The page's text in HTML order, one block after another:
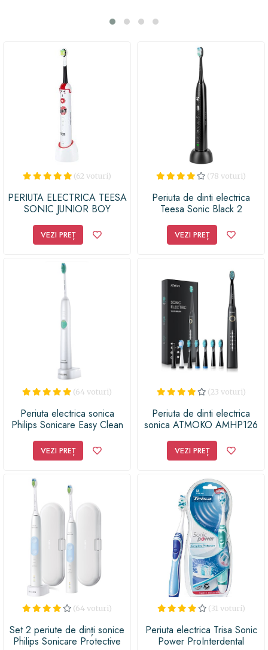
momentele de igienă orală într-o experiență plăcută și
(62 voturi)
PERIUTA ELECTRICA TEESA
SONIC JUNIOR BOY
VEZI PREȚ
(78 voturi)
Periuta de dinti electrica
Teesa Sonic Black 2
pulsatii/min, IPX7, Cronometru
2 min, 5 Moduri functionare,
VEZI PREȚ
(64 voturi)
Periuta electrica sonica
Philips Sonicare Easy Clean
miscari/minut, 1 mod de
curatare, 1 cap de periere,
VEZI PREȚ
(23 voturi)
Periuta de dinti electrica
sonica ATMOKO AMHP126
moduri, temporizator 2 min,
40000 miscari/min
VEZI PREȚ
(64 voturi)
Set 2 periute de dinți sonice
Philips Sonicare Protective
(31 voturi)
Periuta electrica Trisa Sonic
Power ProInterdental